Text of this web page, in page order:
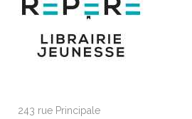
243 rue Principale